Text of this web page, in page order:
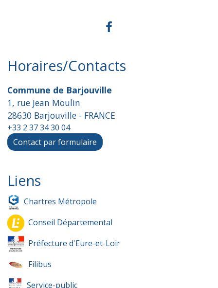
Horaires/Contacts
Commune de Barjouville
1, rue Jean Moulin
28630 Barjouville - FRANCE
+33 2 37 34 30 04
Contact par formulaire
Liens
Chartres Métropole
Conseil Départemental
Préfecture d'Eure-et-Loir
Filibus
Service-public